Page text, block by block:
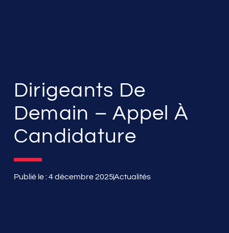
Dirigeants De
Demain – Appel À
Candidature
Publié le :4 décembre 2025Actualités